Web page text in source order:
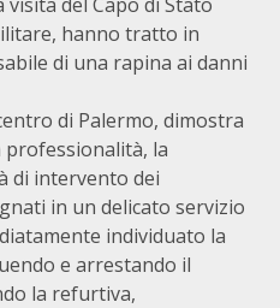
hanno tratto in
di una rapina ai danni
di Palermo, dimostra
professionalità, la
di intervento dei
in un delicato servizio
individuato la
e arrestando il
la refurtiva,